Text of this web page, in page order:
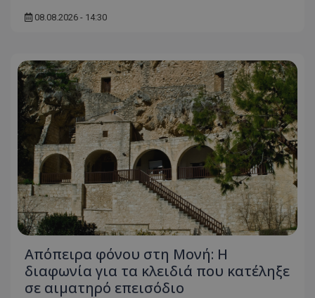
08.08.2026 - 14:30
Απόπειρα φόνου στη Μονή: Η
διαφωνία για τα κλειδιά που κατέληξε
σε αιματηρό επεισόδιο